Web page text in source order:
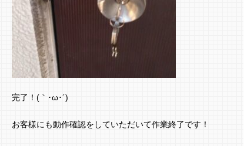
完了！(｀･ω･´)ゞ
お客様にも動作確認をしていただいて作業終了です！